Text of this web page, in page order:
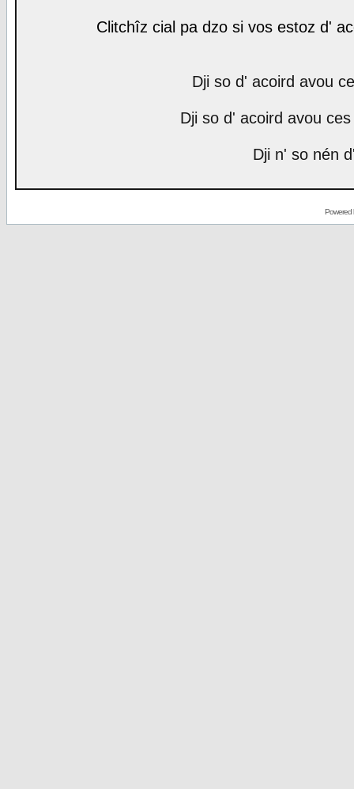
Clitchîz cial pa dzo si vos estoz d'
Dji so d' acoird avou
Dji so d' acoird avou
Dji n' so nén
Powered